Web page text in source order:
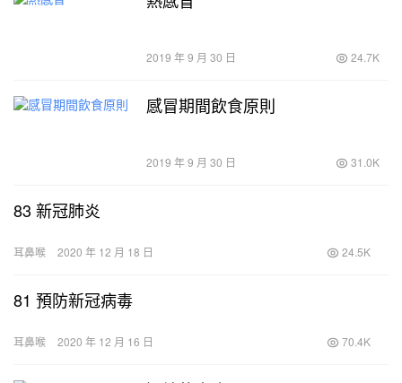
2019 年 9 月 30 日 24.7K
感冒期間飲食原則
2019 年 9 月 30 日 31.0K
83 新冠肺炎
耳鼻喉 2020 年 12 月 18 日 24.5K
81 預防新冠病毒
耳鼻喉 2020 年 12 月 16 日 70.4K